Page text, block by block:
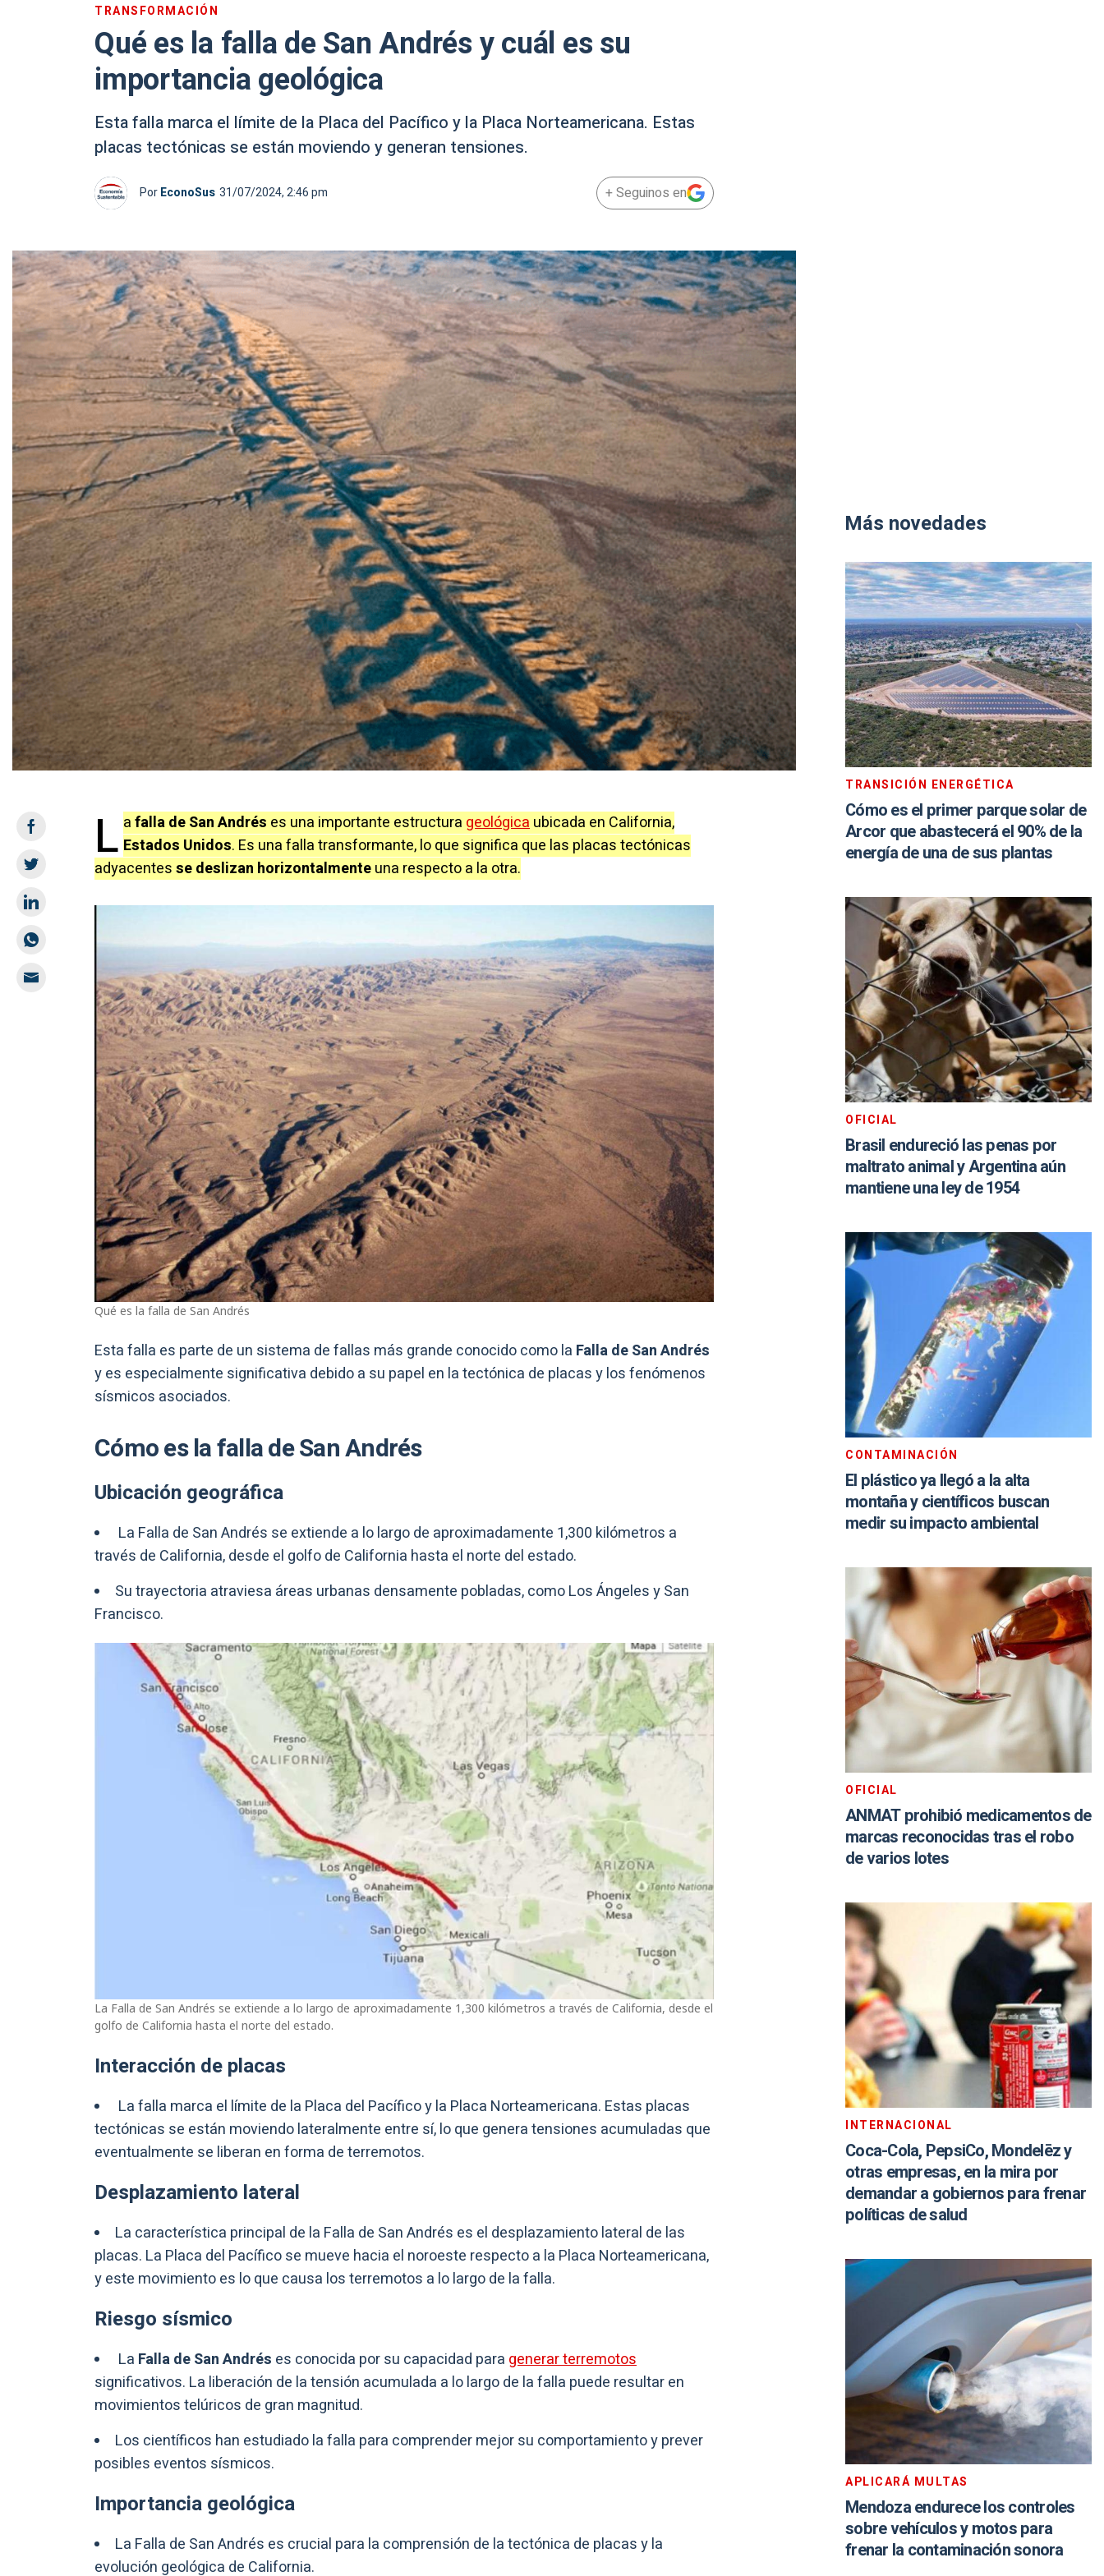
TRANSFORMACIÓN
Qué es la falla de San Andrés y cuál es su
importancia geológica
Esta falla marca el límite de la Placa del Pacífico y la Placa Norteamericana. Estas
placas tectónicas se están moviendo y generan tensiones.
PorEconoSus 31/07/2024, 2:46 pm + Seguinos en
L afalla de San Andrés es una importante estructura geológicaubicada en California,
Estados Unidos. Es una falla transformante, lo que significa que las placas tectónicas
adyacentesse deslizan horizontalmenteuna respecto a la otra.
Qué es la falla de San Andrés
Esta falla es parte de un sistema de fallas más grande conocido como la Falla de San Andrés
y es especialmente significativa debido a su papel en la tectónica de placas y los fenómenos
sísmicos asociados.
Cómo es la falla de San Andrés
Ubicación geográfica
La Falla de San Andrés se extiende a lo largo de aproximadamente 1,300 kilómetros a
través de California, desde el golfo de California hasta el norte del estado.
Su trayectoria atraviesa áreas urbanas densamente pobladas, como Los Ángeles y San
Francisco.
La Falla de San Andrés se extiende a lo largo de aproximadamente 1,300 kilómetros a través de California, desde el
golfo de California hasta el norte del estado.
Interacción de placas
La falla marca el límite de la Placa del Pacífico y la Placa Norteamericana. Estas placas
tectónicas se están moviendo lateralmente entre sí, lo que genera tensiones acumuladas que
eventualmente se liberan en forma de terremotos.
Desplazamiento lateral
La característica principal de la Falla de San Andrés es el desplazamiento lateral de las
placas. La Placa del Pacífico se mueve hacia el noroeste respecto a la Placa Norteamericana,
y este movimiento es lo que causa los terremotos a lo largo de la falla.
Riesgo sísmico
La Falla de San Andrés es conocida por su capacidad para generar terremotos
significativos. La liberación de la tensión acumulada a lo largo de la falla puede resultar en
movimientos telúricos de gran magnitud.
Los científicos han estudiado la falla para comprender mejor su comportamiento y prever
posibles eventos sísmicos.
Importancia geológica
La Falla de San Andrés es crucial para la comprensión de la tectónica de placas y la
evolución geológica de California.
Más novedades
TRANSICIÓN ENERGÉTICA
Cómo es el primer parque solar de
Arcor que abastecerá el 90% de la
energía de una de sus plantas
OFICIAL
Brasil endureció las penas por
maltrato animal y Argentina aún
mantiene una ley de 1954
CONTAMINACIÓN
El plástico ya llegó a la alta
montaña y científicos buscan
medir su impacto ambiental
OFICIAL
ANMAT prohibió medicamentos de
marcas reconocidas tras el robo
de varios lotes
INTERNACIONAL
Coca-Cola, PepsiCo, Mondelēz y
otras empresas, en la mira por
demandar a gobiernos para frenar
políticas de salud
APLICARÁ MULTAS
Mendoza endurece los controles
sobre vehículos y motos para
frenar la contaminación sonora